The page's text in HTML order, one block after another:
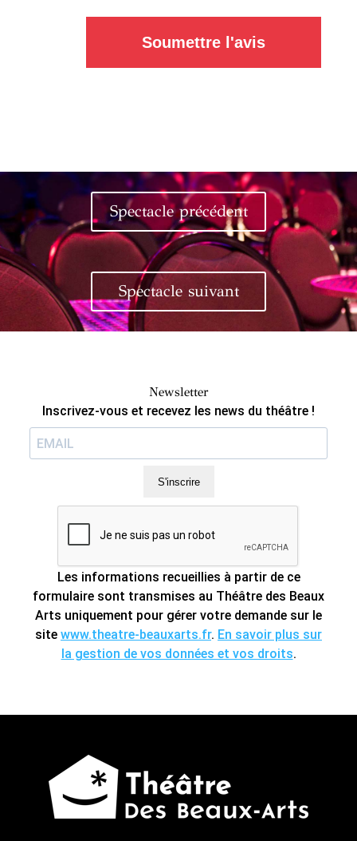
Soumettre l'avis
Spectacle précédent
Spectacle suivant
Newsletter
Inscrivez-vous et recevez les news du théâtre !
S'inscrire
Les informations recueillies à partir de ce
formulaire sont transmises au Théâtre des Beaux
Arts uniquement pour gérer votre demande sur le
site www.theatre-beauxarts.fr. En savoir plus sur
la gestion de vos données et vos droits.